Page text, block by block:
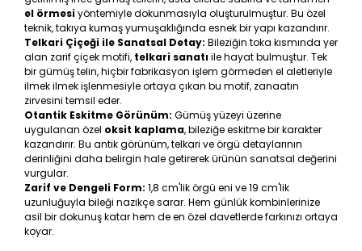
el örmesiyöntemiyle dokunmasıyla oluşturulmuştur. Bu özel
teknik, takıya kumaş yumuşaklığında esnek bir yapı kazandırır.
Telkari Çiçeği ile Sanatsal Detay: Bileziğin toka kısmında yer
alan zarif çiçek motifi, telkari sanatıile hayat bulmuştur. Tek
bir gümüş telin, hiçbir fabrikasyon işlem görmeden el aletleriyle
ilmek ilmek işlenmesiyle ortaya çıkan bu motif, zanaatın
zirvesini temsil eder.
Otantik Eskitme Görünüm: Gümüş yüzeyi üzerine
uygulanan özel oksit kaplama, bileziğe eskitme bir karakter
kazandırır. Bu antik görünüm, telkari ve örgü detaylarının
derinliğini daha belirgin hale getirerek ürünün sanatsal değerini
vurgular.
Zarif ve Dengeli Form: 1,8 cm'lik örgü eni ve 19 cm'lik
uzunluğuyla bileği nazikçe sarar. Hem günlük kombinlerinize
asil bir dokunuş katar hem de en özel davetlerde farkınızı ortaya
koyar.